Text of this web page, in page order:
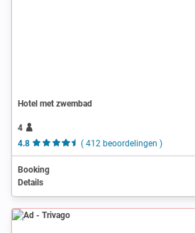
Hotel met zwembad
4
4.8
( 412 beoordelingen )
Booking
Details
Ad